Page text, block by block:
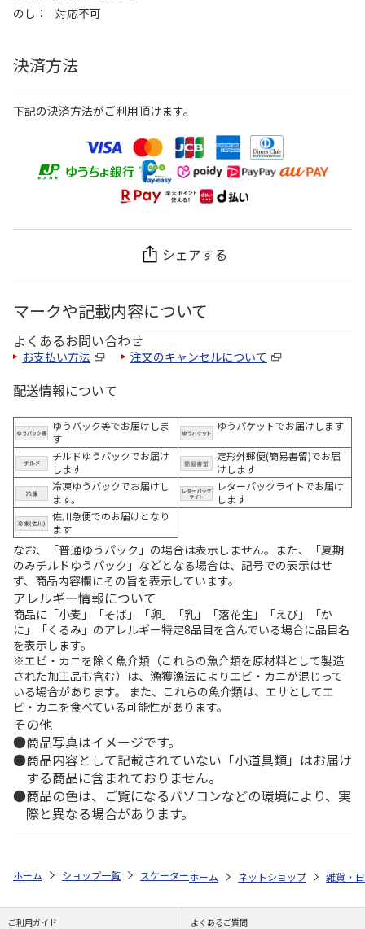
のし
対応不可
決済方法
下記の決済方法がご利用頂けます。
シェアする
マークや記載内容について
よくあるお問い合わせ
お支払い方法 注文のキャンセルについて
配送情報について
ゆうパック等でお届けしま
す
ゆうパケットでお届けします
チルドゆうパックでお届け
します
定形外郵便(簡易書留)でお届
けします
冷凍ゆうパックでお届けし
ます。
レターパックライトでお届け
します
佐川急便でのお届けとなり
ます
なお、「普通ゆうパック」の場合は表示しません。また、「夏期
のみチルドゆうパック」などとなる場合は、記号での表示はせ
ず、商品内容欄にその旨を表示しています。
アレルギー情報について
商品に「小麦」「そば」「卵」「乳」「落花生」「えび」「か
に」「くるみ」のアレルギー特定8品目を含んでいる場合に品目名
を表示します。
※エビ・カニを除く魚介類（これらの魚介類を原材料として製造
された加工品も含む）は、漁獲漁法によりエビ・カニが混じって
いる場合があります。 また、これらの魚介類は、エサとしてエ
ビ・カニを食べている可能性があります。
その他
商品写真はイメージです。
商品内容として記載されていない「小道具類」はお届け
する商品に含まれておりません。
商品の色は、ご覧になるパソコンなどの環境により、実
際と異なる場合があります。
ホーム ショップ一覧 スケーター 抗菌 電子レンジ・食洗機対応ハン
ホーム ネットショップ 雑貨・
ご利用ガイド よくあるご質問